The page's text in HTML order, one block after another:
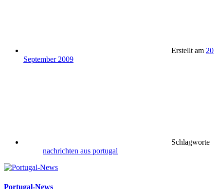
Erstellt am 20
September 2009
Schlagworte
nachrichten aus portugal
Portugal-News